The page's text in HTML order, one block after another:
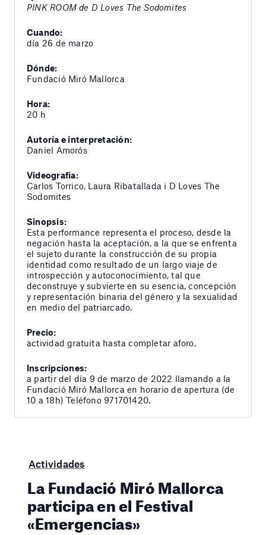
PINK ROOMde D Loves The Sodomites
Cuando:
día 26 de marzo
Dónde:
Fundació Miró Mallorca
Hora:
20 h
Autoría e interpretación:
Daniel Amorós
Videografía:
Carlos Torrico, Laura Ribatallada i D Loves The
Sodomites
Sinopsis:
Esta performance representa el proceso, desde la
negación hasta la aceptación, a la que se enfrenta
el sujeto durante la construcción de su propia
identidad como resultado de un largo viaje de
introspección y autoconocimiento, tal que
deconstruye y subvierte en su esencia, concepción
y representación binaria del género y la sexualidad
en medio del patriarcado.
Precio:
actividad gratuita hasta completar aforo.
Inscripciones:
a partir del día 9 de marzo de 2022 llamando a la
Fundació Miró Mallorca en horario de apertura (de
10 a 18h) Teléfono 971701420.
Actividades
La Fundació Miró Mallorca
participa en el Festival
«Emergencias»